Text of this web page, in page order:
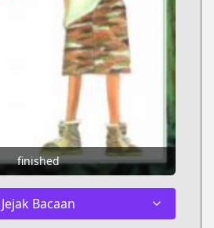
finished
Jejak Bacaan